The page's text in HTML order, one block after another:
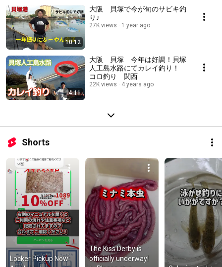
10:12
大阪 貝塚で今が旬のサビキ釣
り♪
27K views 1 year ago
14:11
大阪 貝塚 今年は好調！貝塚
人工島水路にてカレイ釣り！
コロ釣り 関西
22K views 4 years ago
Shorts
Locker Pickup Now
The Kiss Derby is
officially underway!